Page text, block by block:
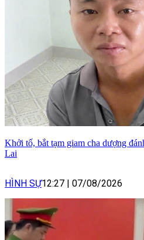
Khởi tố, bắt tạm giam cha dượng
Lai
HÌNH SỰ12:27 07/08/2026